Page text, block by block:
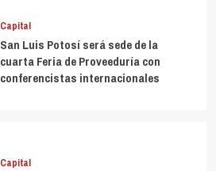
Capital
San Luis Potosí será sede de la
cuarta Feria de Proveeduría con
conferencistas internacionales
Capital